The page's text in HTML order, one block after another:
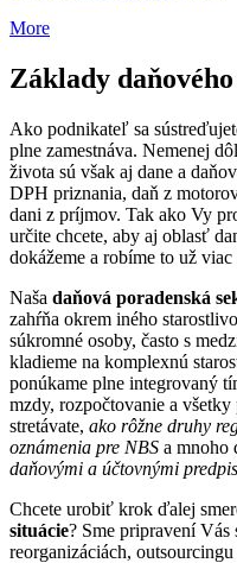
More
Základy
Ako podnikateľ sa
plne zamestnáva. Nemenej
života sú však aj dane a
DPH priznania, daň z
dani z príjmov. Tak ako Vy
určite chcete, aby aj oblasť
dokážeme a robíme to už
Naša daňová poradenská
zahŕňa okrem iného
súkromné osoby, často s
kladieme na komplexnú
ponúkame plne integrovaný
mzdy, rozpočtovanie a
stretávate, ako rôžne druhy
oznámenia pre NBS a mnoho
daňovými a účtovnými
Chcete urobiť krok ďalej
situácie? Sme pripravení
reorganizáciách,